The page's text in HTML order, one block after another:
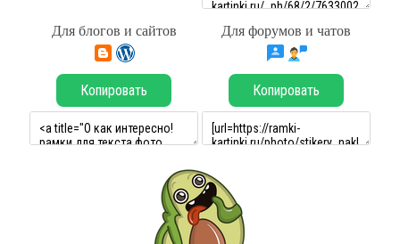
Для блогов и сайтов Для форумов и чатов
Копировать Копировать